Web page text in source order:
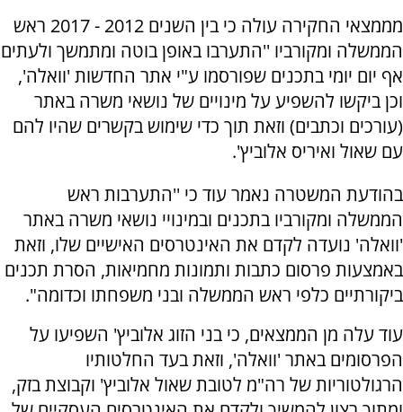
מממצאי החקירה עולה כי בין השנים 2012 - 2017 ראש
הממשלה ומקורביו ''התערבו באופן בוטה ומתמשך ולעתים
אף יום יומי בתכנים שפורסמו ע"י אתר החדשות 'וואלה',
וכן ביקשו להשפיע על מינויים של נושאי משרה באתר
(עורכים וכתבים) וזאת תוך כדי שימוש בקשרים שהיו להם
עם שאול ואיריס אלוביץ'.
בהודעת המשטרה נאמר עוד כי ''התערבות ראש
הממשלה ומקורביו בתכנים ובמינויי נושאי משרה באתר
'וואלה' נועדה לקדם את האינטרסים האישיים שלו, וזאת
באמצעות פרסום כתבות ותמונות מחמיאות, הסרת תכנים
ביקורתיים כלפי ראש הממשלה ובני משפחתו וכדומה".
עוד עלה מן הממצאים, כי בני הזוג אלוביץ' השפיעו על
הפרסומים באתר 'וואלה', וזאת בעד החלטותיו
הרגולטוריות של רה"מ לטובת שאול אלוביץ' וקבוצת בזק,